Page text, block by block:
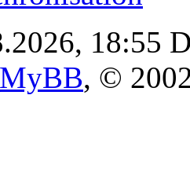
18:55
MyBB, ©